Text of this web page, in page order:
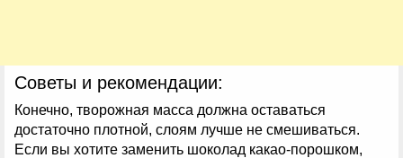
Советы и рекомендации:
Конечно, творожная масса должна оставаться
достаточно плотной, слоям лучше не смешиваться.
Если вы хотите заменить шоколад какао-порошком,